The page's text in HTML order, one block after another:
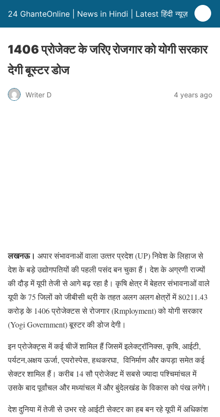
24 GhanteOnline | News in Hindi | Latest हिंदी न्यूज़
1406 प्रोजेक्‍ट के जरिए रोजगार को योगी सरकार
देगी बूस्‍टर डोज
Writer D 4 years ago
लखनऊ। अपार संभावनाओं वाला उत्‍तर प्रदेश (UP) निवेश के लिहाज से
देश के बड़े उद्योगपतियों की पहली पसंद बन चुका हैं। देश के अग्रणी राज्‍यों
की दौड़ में यूपी तेजी से आगे बढ़ रहा है। कृषि क्षेत्र में बेहतर संभावनाओं वाले
यूपी के 75 जिलों को जीबीसी थ्री के तहत अलग अलग क्षेत्रों में 80211.43
करोड़ के 1406 प्रोजेक्‍टस से रोजगार (Rmployment) को योगी सरकार
(Yogi Government) बूस्‍टर की डोज देगी।
इन प्रोजेक्ट्स में कई चीजें शामिल हैं जिसमें इलेक्ट्रॉनिक्स, कृषि, आईटी,
पर्यटन,अक्षय ऊर्जा, एयरोस्पेस, हथकरघा, विनिर्माण और कपड़ा समेत कई
सेक्टर शामिल हैं। करीब 14 सौ प्रोजेक्ट में सबसे ज्यादा पश्चिमांचल में
उसके बाद पूर्वांचल और मध्यांचल में और बुंदेलखंड के विकास को पंख लगेंगे।
देश दुनिया में तेजी से उभर रहे आईटी सेक्टर का हब बन रहे यूपी में अधिकांश